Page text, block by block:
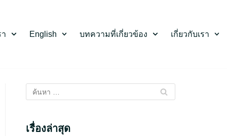
English บทความที่เกี่ยวข้อง เกี่ยวกับเรา
เรื่องล่าสุด